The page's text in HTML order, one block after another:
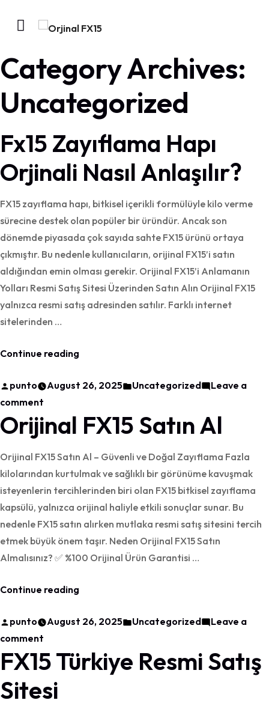
Category Archives:
Uncategorized
Fx15 Zayıflama Hapı
Orjinali Nasıl Anlaşılır?
FX15 zayıflama hapı, bitkisel içerikli formülüyle kilo verme
sürecine destek olan popüler bir üründür. Ancak son
dönemde piyasada çok sayıda sahte FX15 ürünü ortaya
çıkmıştır. Bu nedenle kullanıcıların, orijinal FX15’i satın
aldığından emin olması gerekir. Orijinal FX15’i Anlamanın
Yolları Resmi Satış Sitesi Üzerinden Satın Alın Orijinal FX15
yalnızca resmi satış adresinden satılır. Farklı internet
sitelerinden …
Continue reading
Hapı
Nasıl
Anlaşılır?”
Posted
by
punto August 26, 2025
Posted
Uncategorized
Leave a
comment
Fx15
Zayıflama
Hapı
Orjinali
Nasıl
Anlaşılır?
Orijinal FX15 Satın Al
Orijinal FX15 Satın Al – Güvenli ve Doğal Zayıflama Fazla
kilolarından kurtulmak ve sağlıklı bir görünüme kavuşmak
isteyenlerin tercihlerinden biri olan FX15 bitkisel zayıflama
kapsülü, yalnızca orijinal haliyle etkili sonuçlar sunar. Bu
nedenle FX15 satın alırken mutlaka resmi satış sitesini tercih
etmek büyük önem taşır. Neden Orijinal FX15 Satın
Almalısınız? ✅ %100 Orijinal Ürün Garantisi …
Continue reading
Satın
Posted
by
punto August 26, 2025
Posted
Uncategorized
Leave a
comment
Orijinal
FX15
Satın
FX15 Türkiye Resmi Satış
Sitesi